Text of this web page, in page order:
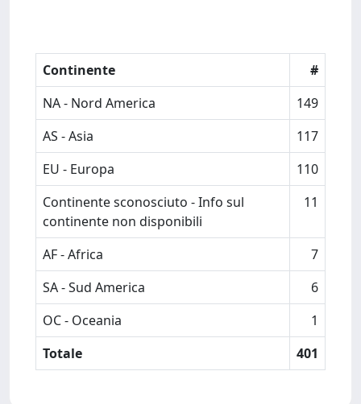
Continente
#
NA - Nord America
149
AS - Asia
117
EU - Europa
110
Continente sconosciuto - Info sul
continente non disponibili
11
AF - Africa
7
SA - Sud America
6
OC - Oceania
1
Totale
401